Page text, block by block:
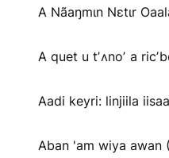
A Nãaŋmɩn Nɛtɩr
A quet u tʼʌnoʼ a
Aadi keyri: linjiila
Aban 'am wiya awan